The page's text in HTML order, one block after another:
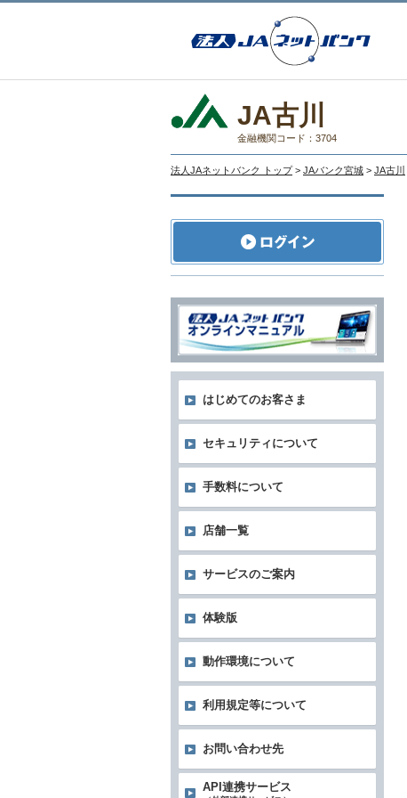
JA古川
金融機関コード：3704
法人JAネットバンク トップ > JAバンク宮城 > JA古川
はじめてのお客さま
セキュリティについて
手数料について
店舗一覧
サービスのご案内
体験版
動作環境について
利用規定等について
お問い合わせ先
API連携サービス